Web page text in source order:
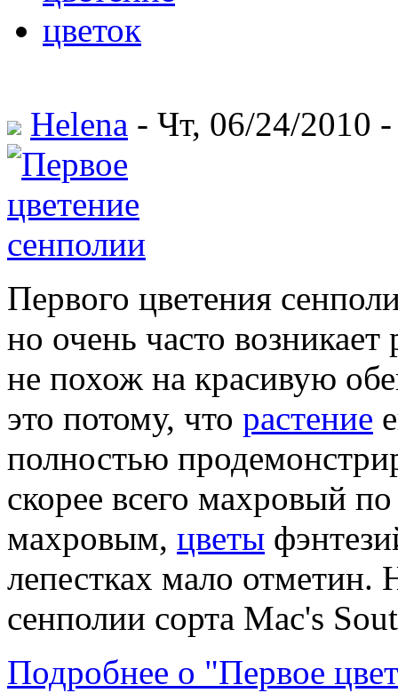
цветок
Helena - Чт, 06/24/2010
Первого цветения
но очень часто возникает
не похож на красивую
это потому, что растение
полностью
скорее всего махровый
махровым, цветы
лепестках мало отметин.
сенполии сорта Mac's
Подробнее о "Первое